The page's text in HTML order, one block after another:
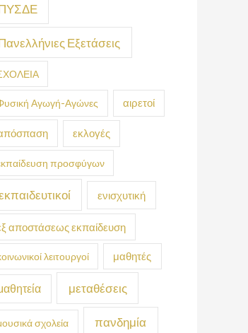
Εξετάσεις
Αγωγή-Αγώνες αιρετοί
εκλογές
προσφύγων
ενισχυτική
αποστάσεως εκπαίδευση
λειτουργοί μαθητές
μεταθέσεις
σχολεία πανδημία